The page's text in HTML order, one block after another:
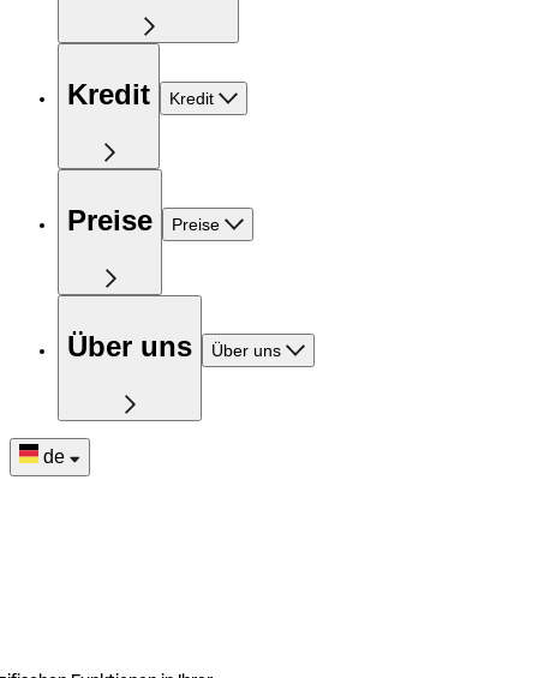
Kredit Kredit
Preise Preise
Über uns Über uns
de